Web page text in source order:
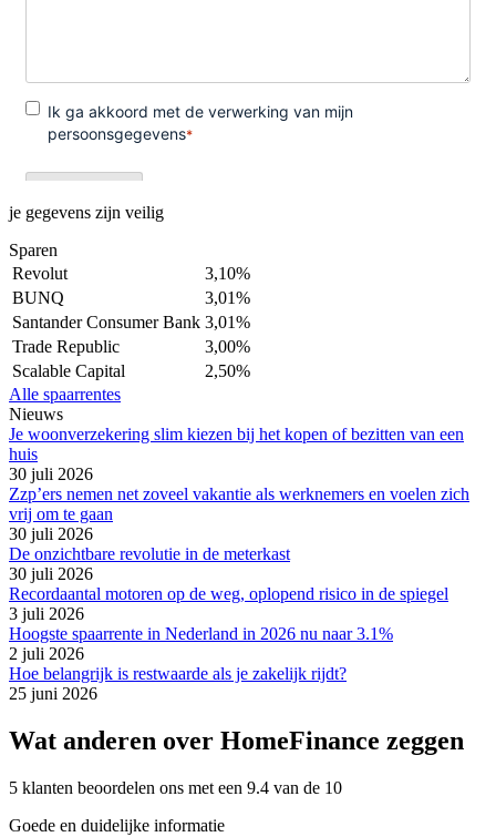
je gegevens zijn veilig
Sparen
Revolut
3,10%
BUNQ
3,01%
Santander Consumer Bank 3,01%
Trade Republic
3,00%
Scalable Capital
2,50%
Alle spaarrentes
Nieuws
Je woonverzekering slim kiezen bij het kopen of bezitten van een
huis
30 juli 2026
Zzp’ers nemen net zoveel vakantie als werknemers en voelen zich
vrij om te gaan
30 juli 2026
De onzichtbare revolutie in de meterkast
30 juli 2026
Recordaantal motoren op de weg, oplopend risico in de spiegel
3 juli 2026
Hoogste spaarrente in Nederland in 2026 nu naar 3.1%
2 juli 2026
Hoe belangrijk is restwaarde als je zakelijk rijdt?
25 juni 2026
Wat anderen over HomeFinance zeggen
5 klanten beoordelen ons met een 9.4 van de 10
Goede en duidelijke informatie